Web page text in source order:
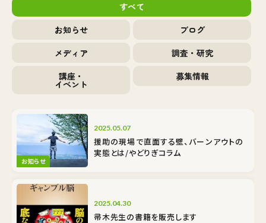
すべて
お知らせ
ブログ
メディア
調査・研究
講座・
イベント
募集情報
お知らせ
2025.05.07
援助の現場で直面する壁、バーンアウトの
実態とは/やどりぎコラム
2025.04.30
帚木先生の書籍を販売します